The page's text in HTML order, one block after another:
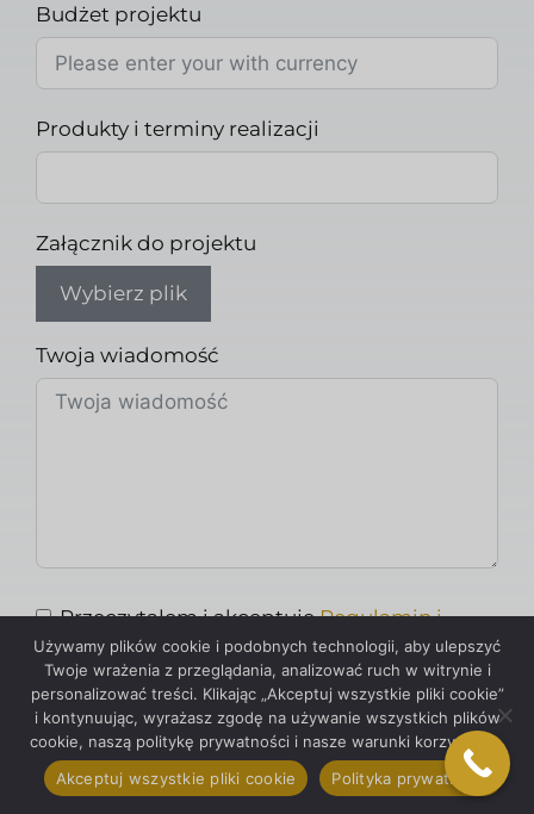
Budżet projektu
Produkty i terminy realizacji
Załącznik do projektu
Wybierz plik
Twoja wiadomość
Przeczytałem i akceptujęRegulamin i
Polityka Prywatności
Wysłać
Używamy plików cookie i podobnych technologii, aby ulepszyć
Twoje wrażenia z przeglądania, analizować ruch w witrynie i
personalizować treści. Klikając „Akceptuj wszystkie pliki cookie”
i kontynuując, wyrażasz zgodę na używanie wszystkich plików
cookie, naszą politykę prywatności i nasze warunki korzystania.
Akceptuj wszystkie pliki cookie
Polityka prywatności